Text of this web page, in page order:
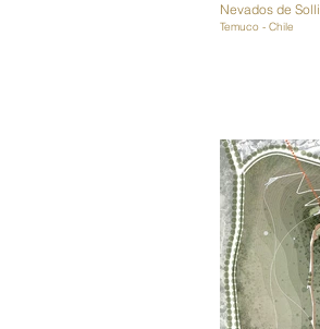
Nevados de
Temuco - Chile